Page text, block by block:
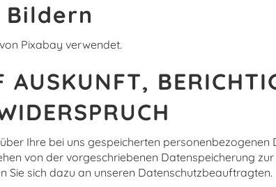
Pixabay verwendet.
AUSKUNFT,
Ihre bei uns gespeicherten
von der vorgeschriebenen Datenspeicherung
Sie sich dazu an unseren